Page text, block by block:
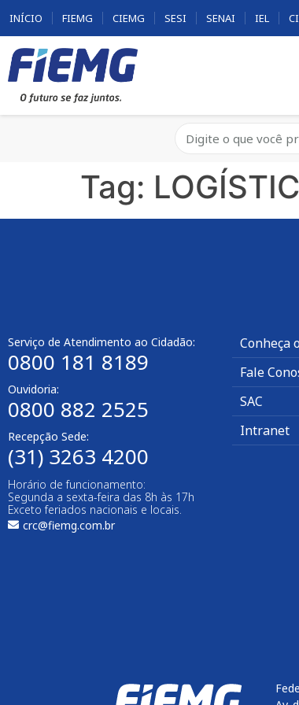
INÍCIO FIEMG CIEMG SESI SENAI IEL
Tag:
Serviço de Atendimento ao Cidadão:
0800 181 8189
Ouvidoria:
0800 882 2525
Recepção Sede:
(31) 3263 4200
Horário de funcionamento:
Segunda a sexta-feira das 8h às 17h
Exceto feriados nacionais e locais.
crc@fiemg.com.br
Conheça
Fale
SAC
Intranet